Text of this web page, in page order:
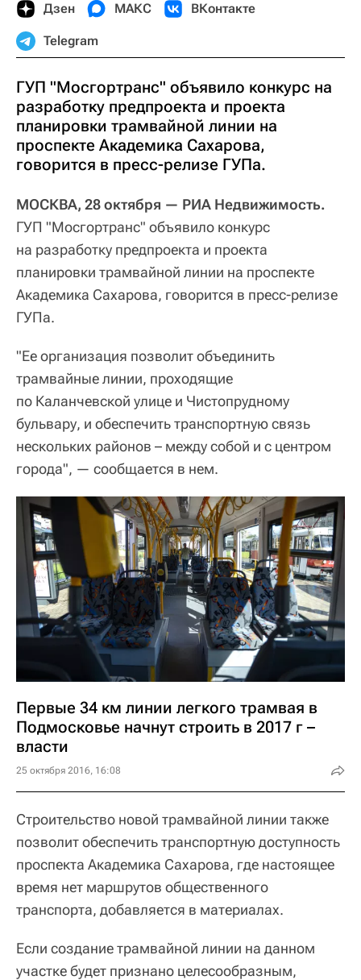
Дзен МАКС ВКонтакте
Telegram
ГУП "Мосгортранс" объявило конкурс на
разработку предпроекта и проекта
планировки трамвайной линии на
проспекте Академика Сахарова,
говорится в пресс-релизе ГУПа.
МОСКВА, 28 октября — РИА Недвижимость.
ГУП "Мосгортранс" объявило конкурс
на разработку предпроекта и проекта
планировки трамвайной линии на проспекте
Академика Сахарова, говорится в пресс-релизе
ГУПа.
"Ее организация позволит объединить
трамвайные линии, проходящие
по Каланчевской улице и Чистопрудному
бульвару, и обеспечить транспортную связь
нескольких районов – между собой и с центром
города", — сообщается в нем.
Первые 34 км линии легкого трамвая в
Подмосковье начнут строить в 2017 г –
власти
25 октября 2016, 16:08
Строительство новой трамвайной линии также
позволит обеспечить транспортную доступность
проспекта Академика Сахарова, где настоящее
время нет маршрутов общественного
транспорта, добавляется в материалах.
Если создание трамвайной линии на данном
участке будет признано целесообразным,